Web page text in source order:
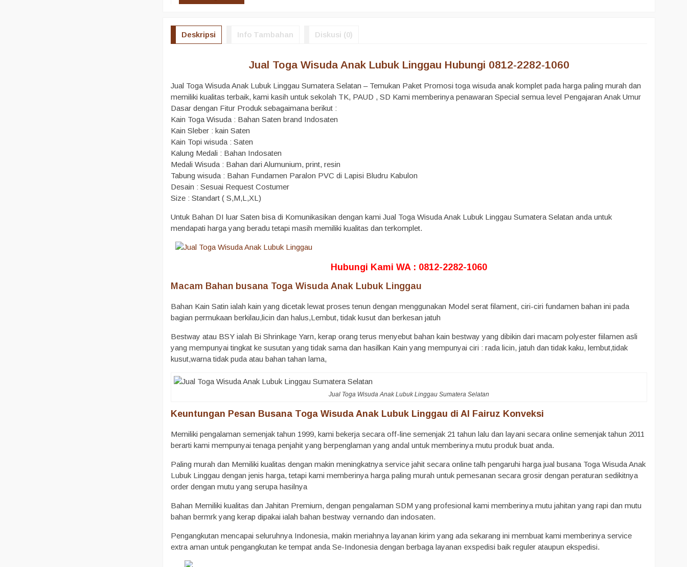
Deskripsi Info Tambahan Diskusi (0)
Jual Toga Wisuda Anak Lubuk Linggau Hubungi 0812-2282-1060
Jual Toga Wisuda Anak Lubuk Linggau Sumatera Selatan – Temukan Paket Promosi toga wisuda anak komplet pada harga paling murah dan
memiliki kualitas terbaik, kami kasih untuk sekolah TK, PAUD , SD Kami memberinya penawaran Special semua level Pengajaran Anak Umur
Dasar dengan Fitur Produk sebagaimana berikut :
Kain Toga Wisuda : Bahan Saten brand Indosaten
Kain Sleber : kain Saten
Kain Topi wisuda : Saten
Kalung Medali : Bahan Indosaten
Medali Wisuda : Bahan dari Alumunium, print, resin
Tabung wisuda : Bahan Fundamen Paralon PVC di Lapisi Bludru Kabulon
Desain : Sesuai Request Costumer
Size : Standart ( S,M,L,XL)
Untuk Bahan DI luar Saten bisa di Komunikasikan dengan kami Jual Toga Wisuda Anak Lubuk Linggau Sumatera Selatan anda untuk
mendapati harga yang beradu tetapi masih memiliki kualitas dan terkomplet.
Hubungi Kami WA : 0812-2282-1060
Macam Bahan busana Toga Wisuda Anak Lubuk Linggau
Bahan Kain Satin ialah kain yang dicetak lewat proses tenun dengan menggunakan Model serat filament, ciri-ciri fundamen bahan ini pada
bagian permukaan berkilau,licin dan halus,Lembut, tidak kusut dan berkesan jatuh
Bestway atau BSY ialah Bi Shrinkage Yarn, kerap orang terus menyebut bahan kain bestway yang dibikin dari macam polyester fiilamen asli
yang mempunyai tingkat ke susutan yang tidak sama dan hasilkan Kain yang mempunyai ciri : rada licin, jatuh dan tidak kaku, lembut,tidak
kusut,warna tidak puda atau bahan tahan lama,
Jual Toga Wisuda Anak Lubuk Linggau Sumatera Selatan
Keuntungan Pesan Busana Toga Wisuda Anak Lubuk Linggau di Al Fairuz Konveksi
Memiliki pengalaman semenjak tahun 1999, kami bekerja secara off-line semenjak 21 tahun lalu dan layani secara online semenjak tahun 2011
berarti kami mempunyai tenaga penjahit yang berpenglaman yang andal untuk memberinya mutu produk buat anda.
Paling murah dan Memiliki kualitas dengan makin meningkatnya service jahit secara online talh pengaruhi harga jual busana Toga Wisuda Anak
Lubuk Linggau dengan jenis harga, tetapi kami memberinya harga paling murah untuk pemesanan secara grosir dengan peraturan sedikitnya
order dengan mutu yang serupa hasilnya
Bahan Memiliki kualitas dan Jahitan Premium, dengan pengalaman SDM yang profesional kami memberinya mutu jahitan yang rapi dan mutu
bahan bermrk yang kerap dipakai ialah bahan bestway vernando dan indosaten.
Pengangkutan mencapai seluruhnya Indonesia, makin meriahnya layanan kirim yang ada sekarang ini membuat kami memberinya service
extra aman untuk pengangkutan ke tempat anda Se-Indonesia dengan berbaga layanan exspedisi baik reguler ataupun ekspedisi.